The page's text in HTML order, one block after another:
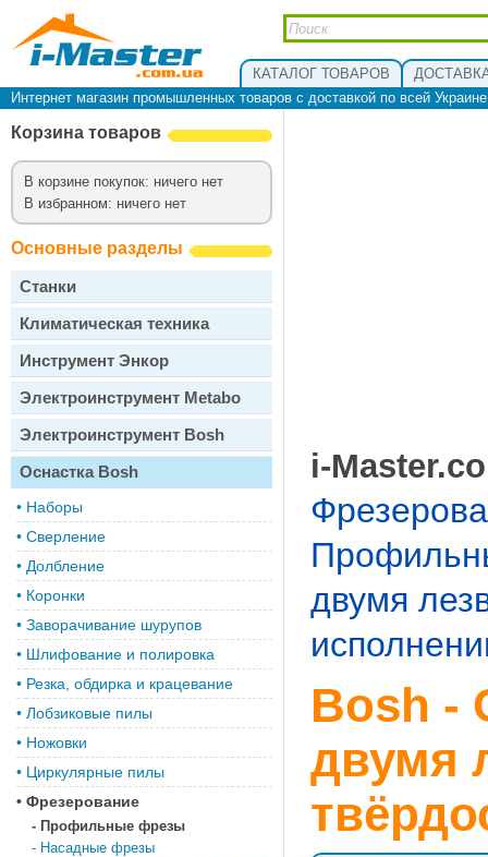
КАТАЛОГ ТОВАРОВ
Интернет магазин промышленных товаров с доставкой по всей
Корзина товаров
В корзине покупок: ничего нет
В избранном: ничего нет
Основные разделы
Станки
Климатическая техника
Инструмент Энкор
Электроинструмент Metabo
Электроинструмент Bosh
Оснастка Bosh
• Наборы
• Сверление
• Долбление
• Коронки
• Заворачивание шурупов
• Шлифование и полировка
• Резка, обдирка и крацевание
• Лобзиковые пилы
• Ножовки
• Циркулярные пилы
• Фрезерование
- Профильные фрезы
- Насадные фрезы
i-
двумя
Bosh -
двумя